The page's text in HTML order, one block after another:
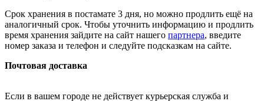
Срок хранения в постамате 3 дня, но можно продлить ещё на
аналогичный срок. Чтобы уточнить информацию и продлить
время хранения зайдите на сайт нашего партнера, введите
номер заказа и телефон и следуйте подсказкам на сайте.
Почтовая доставка
Если в вашем городе не действует курьерская служба и